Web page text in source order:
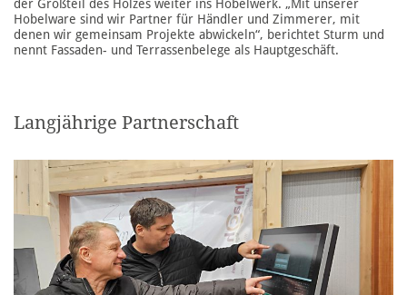
der Großteil des Holzes weiter ins Hobelwerk. „Mit unserer
Hobelware sind wir Partner für Händler und Zimmerer , mit
denen wir gemeinsam Projekte abwickeln“, berichtet Sturm und
nennt Fassade n- und Terrassenbelege als Hauptgeschäft.
Langjährige Partnerschaft